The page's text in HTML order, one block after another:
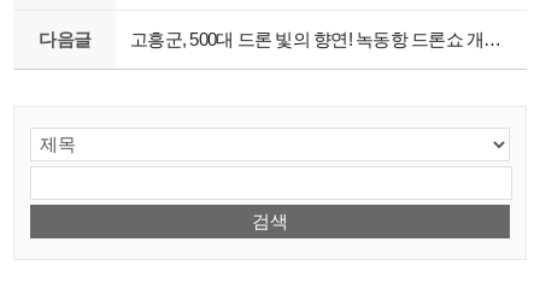
다음글 고흥군, 500대 드론 빛의 향연! 녹동항 드론쇼 개막공연 대성황